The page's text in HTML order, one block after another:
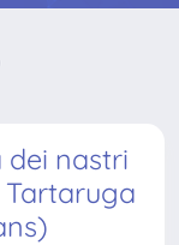
nastri